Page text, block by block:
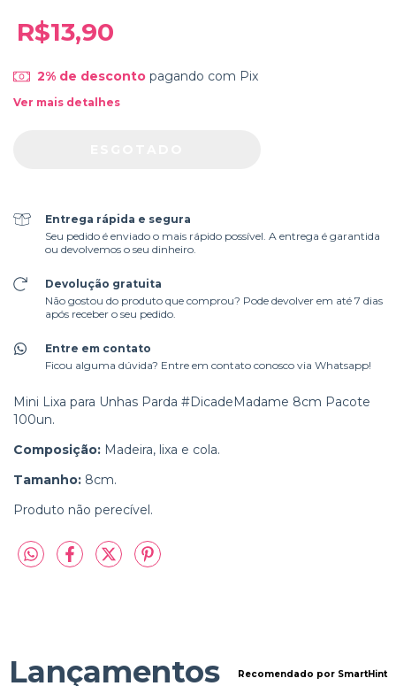
R$13,90
2% de descontopagando com Pix
Ver mais detalhes
Entrega rápida e segura
Seu pedido é enviado o mais rápido possível. A entrega é garantida
ou devolvemos o seu dinheiro.
Devolução gratuita
Não gostou do produto que comprou? Pode devolver em até 7 dias
após receber o seu pedido.
Entre em contato
Ficou alguma dúvida? Entre em contato conosco via Whatsapp!
Mini Lixa para Unhas Parda #DicadeMadame 8cm Pacote
100un.
Composição: Madeira, lixa e cola.
Tamanho: 8cm.
Produto não perecível.
Lançamentos Recomendado por SmartHint